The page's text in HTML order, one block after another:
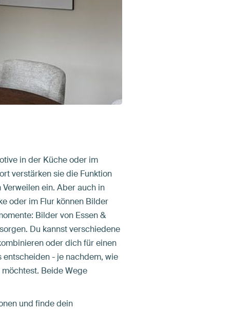
in der Küche oder im
verstärken sie die Funktion
ein. Aber auch in
oder im Flur können Bilder
Bilder von Essen &
Du kannst verschiedene
oder dich für einen
entscheiden - je nachdem, wie
Beide Wege
und finde dein